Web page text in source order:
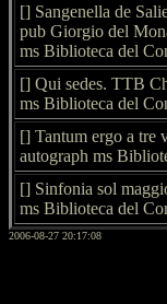
[] Sangenella de
pub Giorgio del
ms Biblioteca del
[] Qui sedes. TTB
ms Biblioteca del
[] Tantum ergo a tre
autograph ms
[] Sinfonia sol
ms Biblioteca del
2006-08-27 20:17:08